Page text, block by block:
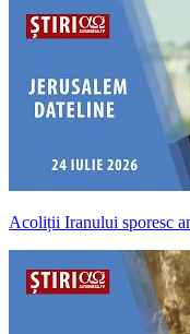
Acoliții Iranului sporesc